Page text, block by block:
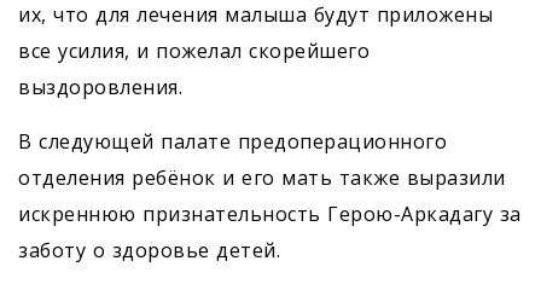
их, что для лечения малыша будут приложены
все усилия, и пожелал скорейшего
выздоровления.
В следующей палате предоперационного
отделения ребёнок и его мать также выразили
искреннюю признательность Герою-Аркадагу за
заботу о здоровье детей.